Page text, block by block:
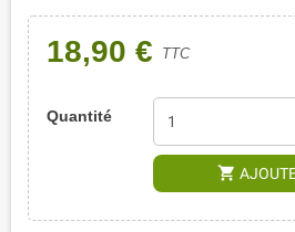
18,90 € TTC
Quantité
shopping_cart